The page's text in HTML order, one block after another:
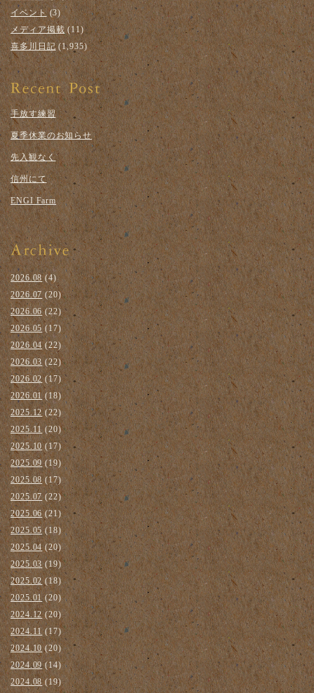
イベント(3)
メディア掲載 (11)
喜多川日記(1,935)
手放す練習
夏季休業のお知らせ
先入観なく
信州にて
ENGI Farm
2026.08(4)
2026.07 (20)
2026.06(22)
2026.05(17)
2026.04(22)
2026.03 (22)
2026.02(17)
2026.01(18)
2025.12(22)
2025.11 (20)
2025.10(17)
2025.09(19)
2025.08(17)
2025.07 (22)
2025.06(21)
2025.05(18)
2025.04(20)
2025.03(19)
2025.02(18)
2025.01(20)
2024.12(20)
2024.11 (17)
2024.10(20)
2024.09(14)
2024.08(19)